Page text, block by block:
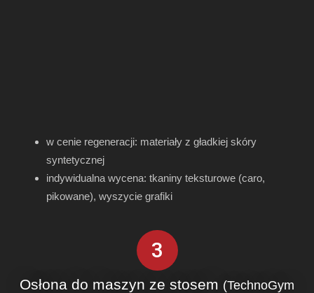
w cenie regeneracji: materiały z gładkiej skóry
syntetycznej
indywidualna wycena: tkaniny teksturowe (caro,
pikowane), wyszycie grafiki
3
Osłona do maszyn ze stosem (TechnoGym